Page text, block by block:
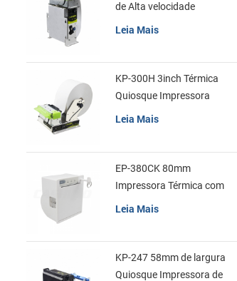
de Alta velocidade
Quiosque Impressora
Leia Mais
KP-300H 3inch Térmica
Quiosque Impressora
Módulo de
Leia Mais
EP-380CK 80mm
Impressora Térmica com
Tampa de Bloqueio
Leia Mais
KP-247 58mm de largura
Quiosque Impressora de